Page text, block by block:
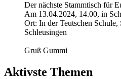
Der nächste Stammtisch für
Am 13.04.2024, 14.00, in
Ort: In der Teutschen Schule,
Schleusingen
Gruß Gummi
Aktivste Themen